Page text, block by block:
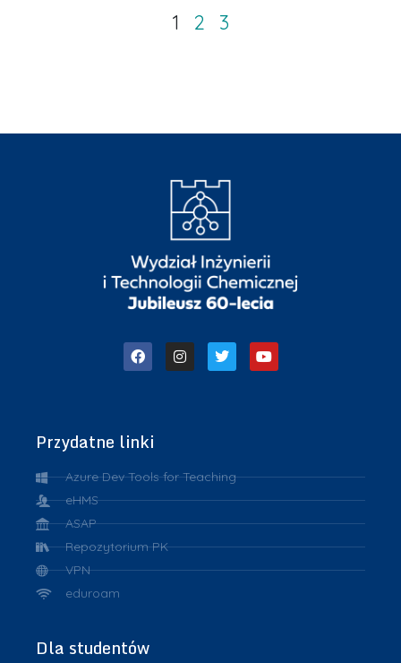
1 2 3
Przydatne linki
Azure Dev Tools for Teaching
eHMS
ASAP
Repozytorium PK
VPN
eduroam
Dla studentów